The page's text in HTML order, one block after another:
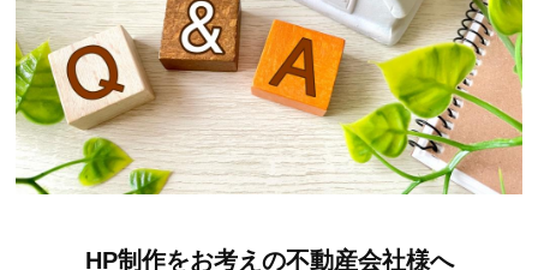
HP制作をお考えの不動産会社様へ